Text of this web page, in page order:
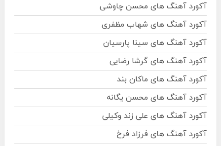
آکورد آهنگ های محسن چاوشی
آکورد آهنگ های شهاب مظفری
آکورد آهنگ های سینا پارسیان
آکورد آهنگ های گرشا رضایی
آکورد آهنگ های ماکان بند
آکورد آهنگ های محسن یگانه
آکورد آهنگ های علی زند وکیلی
آکورد آهنگ های فرزاد فرخ